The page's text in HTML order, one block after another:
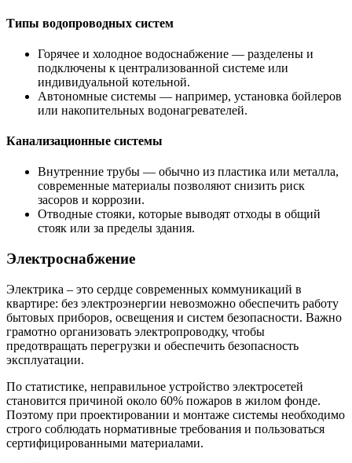
Типы водопроводных систем
Горячее и холодное водоснабжение — разделены и
подключены к централизованной системе или
индивидуальной котельной.
Автономные системы — например, установка бойлеров
или накопительных водонагревателей.
Канализационные системы
Внутренние трубы — обычно из пластика или металла,
современные материалы позволяют снизить риск
засоров и коррозии.
Отводные стояки, которые выводят отходы в общий
стояк или за пределы здания.
Электроснабжение
Электрика – это сердце современных коммуникаций в
квартире: без электроэнергии невозможно обеспечить работу
бытовых приборов, освещения и систем безопасности. Важно
грамотно организовать электропроводку, чтобы
предотвращать перегрузки и обеспечить безопасность
эксплуатации.
По статистике, неправильное устройство электросетей
становится причиной около 60% пожаров в жилом фонде.
Поэтому при проектировании и монтаже системы необходимо
строго соблюдать нормативные требования и пользоваться
сертифицированными материалами.